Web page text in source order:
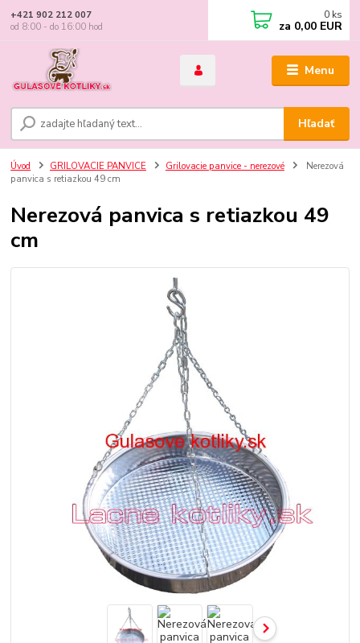
Menu
Hľadať
+421 902 212 007
od 8:00 - do 16:00 hod
0 ks
za 0,00 EUR
Úvod GRILOVACIE PANVICE Grilovacie panvice - nerezové
Nerezová
panvica s retiazkou 49 cm
Nerezová panvica s retiazkou 49
cm